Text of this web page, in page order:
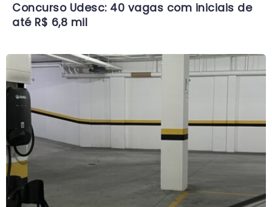
Concurso Udesc: 40 vagas com iniciais de
até R$ 6,8 mil